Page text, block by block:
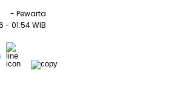
- Pewarta
- 01:54 WIB